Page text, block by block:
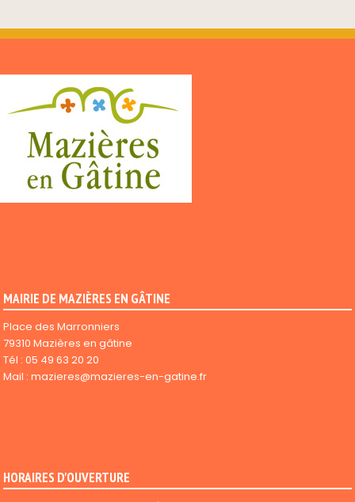
MAIRIE DE MAZIÈRES EN GÂTINE
Place des Marronniers
79310 Mazières en gâtine
Tél : 05 49 63 20 20
Mail : mazieres@mazieres-en-gatine.fr
HORAIRES D'OUVERTURE